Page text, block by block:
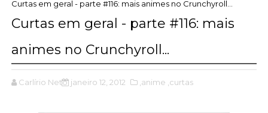
Curtas em geral - parte #116: mais animes no Crunchyroll...
Curtas em geral - parte #116: mais
animes no Crunchyroll...
Carlírio Neto janeiro 12, 2012 ,anime ,curtas